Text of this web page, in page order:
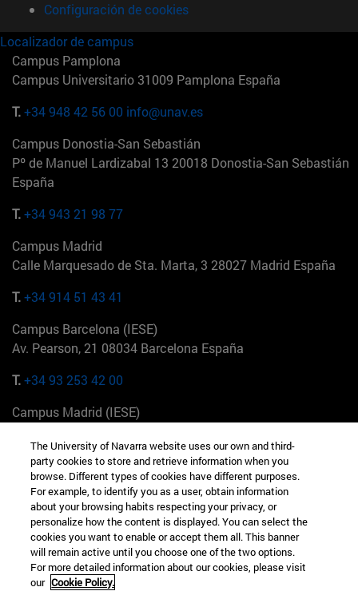
Configuración de cookies
Localizador de campus
Campus Pamplona
Campus Universitario 31009 Pamplona España
T.+34 948 42 56 00 info@unav.es
Campus Donostia-San Sebastián
Pº de Manuel Lardizabal 13 20018 Donostia-San Sebastián
España
T.+34 943 21 98 77
Campus Madrid
Calle Marquesado de Sta. Marta, 3 28027 Madrid España
T.+34 914 51 43 41
Campus Barcelona (IESE)
Av. Pearson, 21 08034 Barcelona España
T.+34 93 253 42 00
Campus Madrid (IESE)
+34 912 11 30 00
Campus Nueva York (IESE)
165 W 57th St 10019-2201 Nueva York EE.UU
+1 646 346 8850
Campus Munich (IESE)
The University of Navarra website uses our own and third-
party cookies to store and retrieve information when you
browse. Different types of cookies have different purposes.
For example, to identify you as a user, obtain information
about your browsing habits respecting your privacy, or
personalize how the content is displayed. You can select the
cookies you want to enable or accept them all. This banner
will remain active until you choose one of the two options.
For more detailed information about our cookies, please visit
our Cookie Policy.